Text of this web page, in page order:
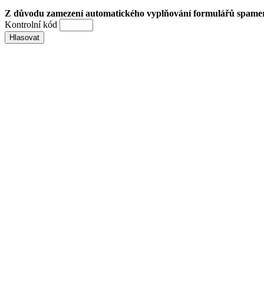
Z důvodu zamezení automatického vyplňování formulářů
Kontrolní kód